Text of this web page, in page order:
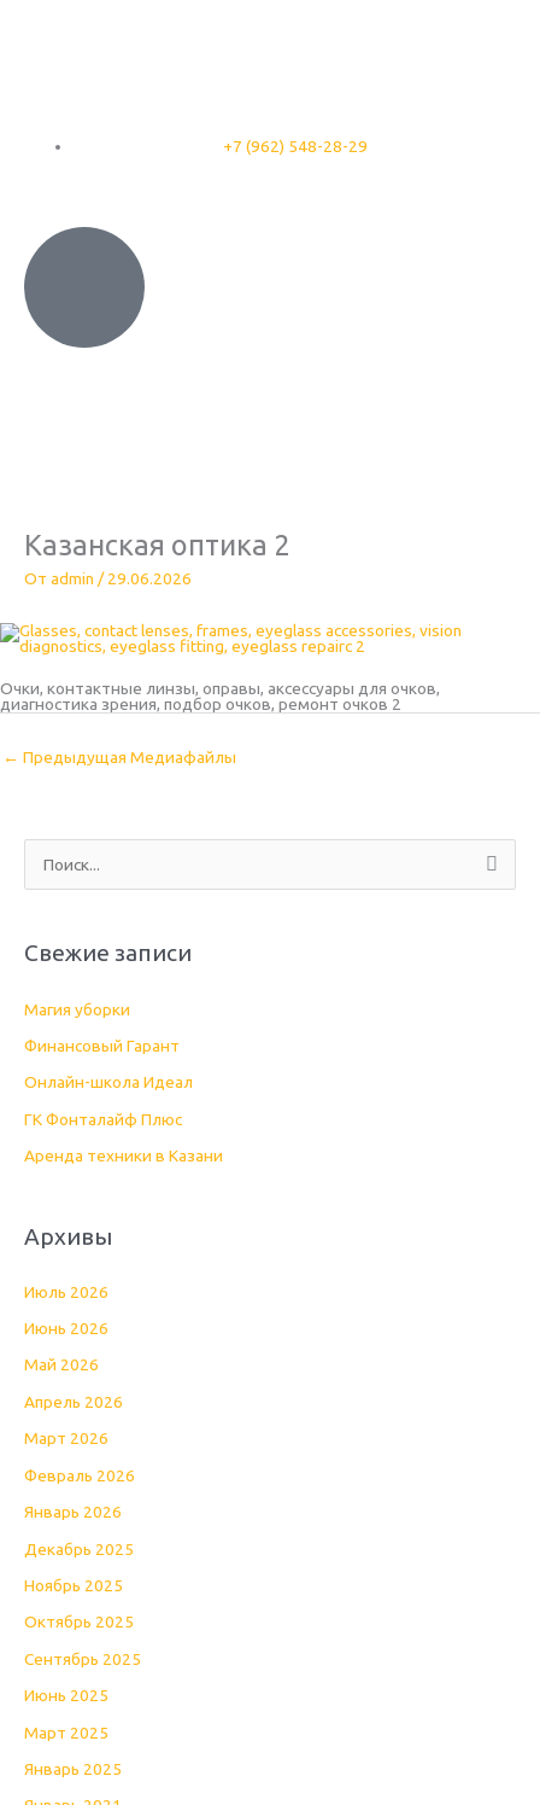
+7 (962) 548-28-29
Казанская оптика 2
От admin /29.06.2026
Очки, контактные линзы, оправы, аксессуары для очков,
диагностика зрения, подбор очков, ремонт очков 2
← Предыдущая Медиафайлы
с
Свежие записи
Магия уборки
Финансовый Гарант
Онлайн-школа Идеал
ГК Фонталайф Плюс
Аренда техники в Казани
Архивы
Июль 2026
Июнь 2026
Май 2026
Апрель 2026
Март 2026
Февраль 2026
Январь 2026
Декабрь 2025
Ноябрь 2025
Октябрь 2025
Сентябрь 2025
Июнь 2025
Март 2025
Январь 2025